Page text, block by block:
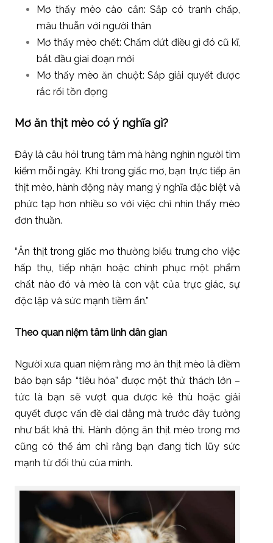
Mơ thấy mèo cào cắn: Sắp có tranh chấp,
mâu thuẫn với người thân
Mơ thấy mèo chết: Chấm dứt điều gì đó cũ kĩ,
bắt đầu giai đoạn mới
Mơ thấy mèo ăn chuột: Sắp giải quyết được
rắc rối tồn đọng
Mơ ăn thịt mèo có ý nghĩa gì?
Đây là câu hỏi trung tâm mà hàng nghìn người tìm
kiếm mỗi ngày. Khi trong giấc mơ, bạn trực tiếp ăn
thịt mèo, hành động này mang ý nghĩa đặc biệt và
phức tạp hơn nhiều so với việc chỉ nhìn thấy mèo
đơn thuần.
“Ăn thịt trong giấc mơ thường biểu trưng cho việc
hấp thụ, tiếp nhận hoặc chinh phục một phẩm
chất nào đó và mèo là con vật của trực giác, sự
độc lập và sức mạnh tiềm ẩn.”
Theo quan niệm tâm linh dân gian
Người xưa quan niệm rằng mơ ăn thịt mèo là điềm
báo bạn sắp “tiêu hóa” được một thử thách lớn –
tức là bạn sẽ vượt qua được kẻ thù hoặc giải
quyết được vấn đề dai dẳng mà trước đây tưởng
như bất khả thi. Hành động ăn thịt mèo trong mơ
cũng có thể ám chỉ rằng bạn đang tích lũy sức
mạnh từ đối thủ của mình.